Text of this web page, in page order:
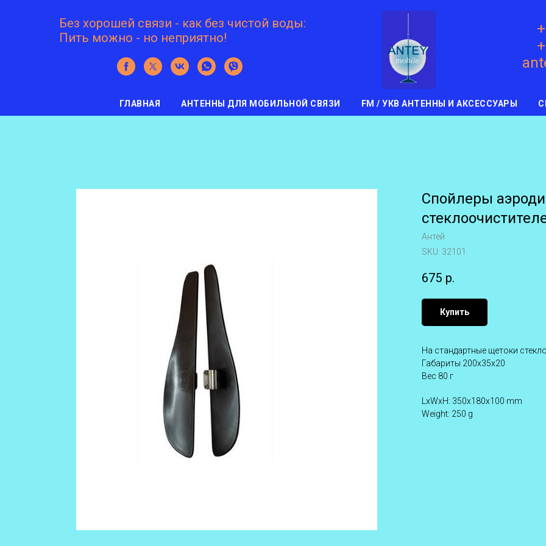
Без хорошей связи - как без чистой воды:
Пить можно - но неприятно!
ГЛАВНАЯ АНТЕННЫ ДЛЯ МОБИЛЬНОЙ СВЯЗИ FM / УКВ АНТЕННЫ И АКСЕССУАРЫ
Спойлеры
Антей
SKU: 32101
675 р.
Купить
На стандартные щетоки
Габариты 200х35х20
Вес 80 г
LxWxH: 350x180x100 mm
Weight: 250 g